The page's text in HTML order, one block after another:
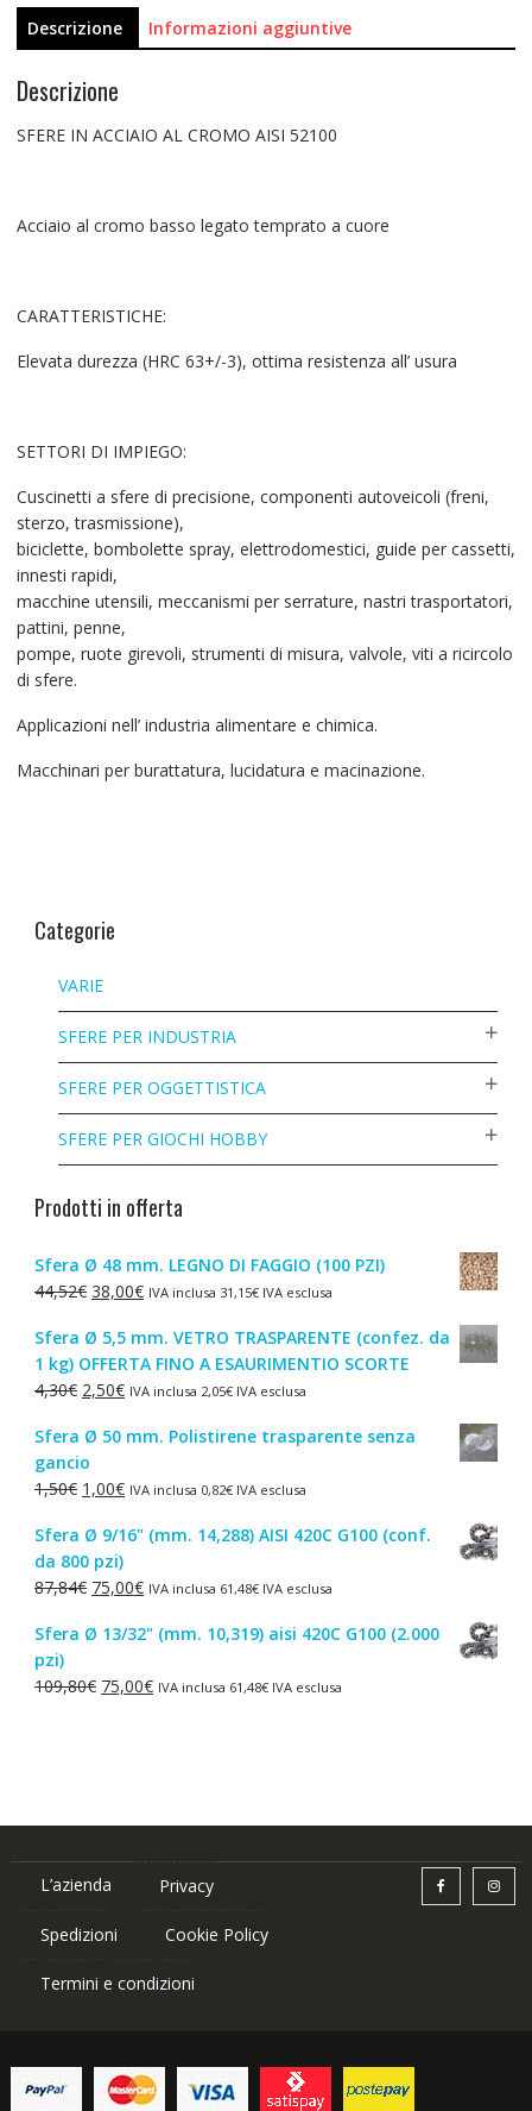
Descrizione Informazioni aggiuntive
Descrizione
SFERE IN ACCIAIO AL CROMO AISI 52100
Acciaio al cromo basso legato temprato a cuore
CARATTERISTICHE:
Elevata durezza (HRC 63+/-3), ottima resistenza all’ usura
SETTORI DI IMPIEGO:
Cuscinetti a sfere di precisione, componenti autoveicoli (freni,
sterzo, trasmissione),
biciclette, bombolette spray, elettrodomestici, guide per cassetti,
innesti rapidi,
macchine utensili, meccanismi per serrature, nastri trasportatori,
pattini, penne,
pompe, ruote girevoli, strumenti di misura, valvole, viti a ricircolo
di sfere.
Applicazioni nell’ industria alimentare e chimica.
Macchinari per burattatura, lucidatura e macinazione.
Categorie
VARIE
SFERE PER INDUSTRIA
SFERE PER OGGETTISTICA
SFERE PER GIOCHI HOBBY
Prodotti in offerta
Sfera Ø 48 mm. LEGNO DI FAGGIO (100 PZI)
44,52€ Il
originale
era:
44,52€.
38,00€Il
attuale
è:
38,00€.
IVA inclusa 31,15€IVA esclusa
Sfera Ø 5,5 mm. VETRO TRASPARENTE (confez. da
1 kg) OFFERTA FINO A ESAURIMENTIO SCORTE
4,30€ Il
originale
era:
4,30€.
2,50€Il
attuale
2,50€.
IVA inclusa 2,05€IVA esclusa
Sfera Ø 50 mm. Polistirene trasparente senza
gancio
1,50€ Il
originale
era:
1,50€.
1,00€Il
attuale
è:
1,00€.
IVA inclusa 0,82€IVA esclusa
Sfera Ø 9/16" (mm. 14,288) AISI 420C G100 (conf.
da 800 pzi)
87,84€ Il
originale
87,84€.
75,00€Il
attuale
75,00€.
IVA inclusa 61,48€IVA esclusa
Sfera Ø 13/32" (mm. 10,319) aisi 420C G100 (2.000
pzi)
109,80€ Il
75,00€IlIVA inclusa 61,48€IVA esclusa
L’azienda Privacy
Spedizioni Cookie Policy
Termini e condizioni